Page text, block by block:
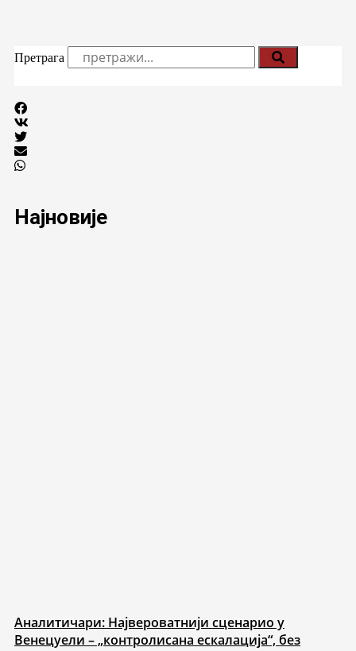
Претрага
Најновије
Аналитичари: Највероватнији сценарио у
Венецуели – „контролисана ескалација“, без